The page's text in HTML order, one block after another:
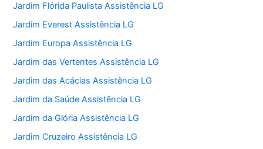
Jardim Flórida Paulista Assistência LG
Jardim Everest Assistência LG
Jardim Europa Assistência LG
Jardim das Vertentes Assistência LG
Jardim das Acácias Assistência LG
Jardim da Saúde Assistência LG
Jardim da Glória Assistência LG
Jardim Cruzeiro Assistência LG